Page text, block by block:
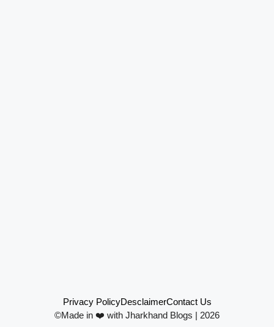
©Made in ❤️ with Jharkhand Blogs | 2026
Privacy PolicyDesclaimerContact Us